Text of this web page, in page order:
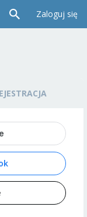
Zaloguj się